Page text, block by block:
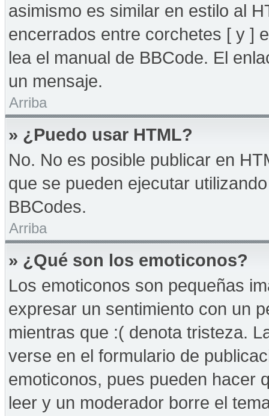
asimismo es similar en estilo al
encerrados entre corchetes [ y ]
lea el manual de BBCode. El
un mensaje.
Arriba
» ¿Puedo usar HTML?
No. No es posible publicar en
que se pueden ejecutar
BBCodes.
Arriba
» ¿Qué son los emoticonos?
Los emoticonos son pequeñas
expresar un sentimiento con un
mientras que :( denota tristeza.
verse en el formulario de
emoticonos, pues pueden hacer
leer y un moderador borre el